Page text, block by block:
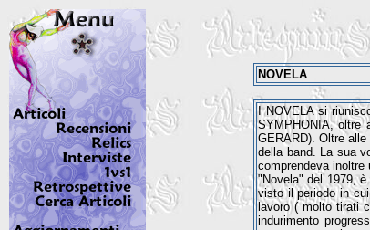
NOVELA
I NOVELA si
SYMPHONIA, oltre
GERARD). Oltre
della band. La sua
comprendeva inoltre
"Novela" del 1979,
visto il periodo in
lavoro ( molto tirati
indurimento